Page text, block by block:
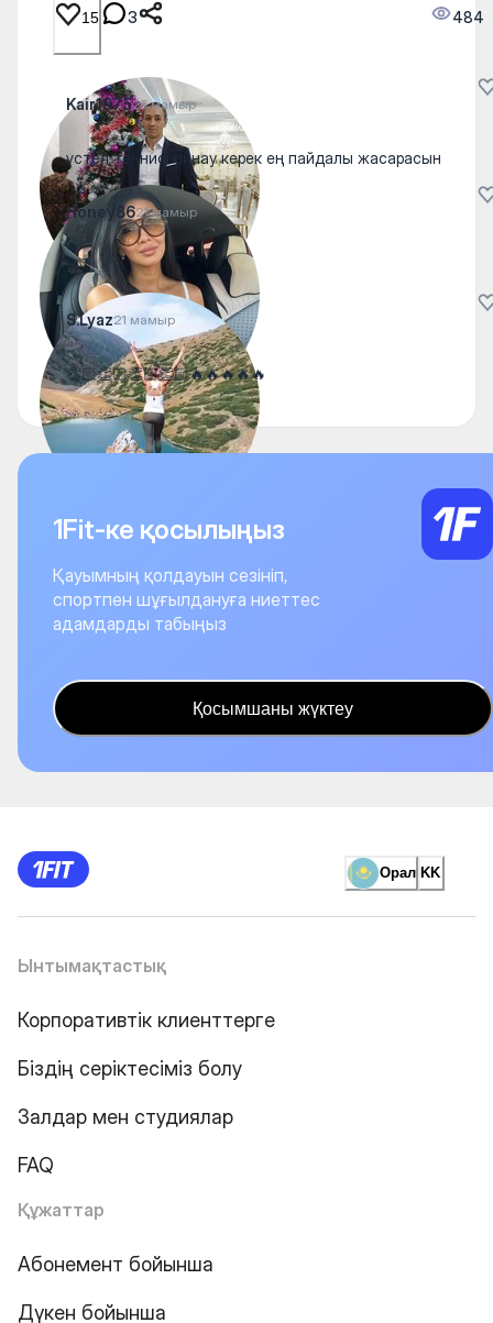
15 3 484
Kair197526 мамыр
үстел теннисі ойнау керек ең пайдалы жасарасын
Honey8621 мамыр
🔥
S.Lyaz21 мамыр
👏🏻👏🏻👏🏻👏🏻🔥🔥🔥🔥🔥
1Fit-ке қосылыңыз
Қауымның қолдауын сезініп,
спортпен шұғылдануға ниеттес
адамдарды табыңыз
Қосымшаны жүктеу
Орал KK
Ынтымақтастық
Корпоративтік клиенттерге
Біздің серіктесіміз болу
Залдар мен студиялар
FAQ
Құжаттар
Абонемент бойынша
Дүкен бойынша